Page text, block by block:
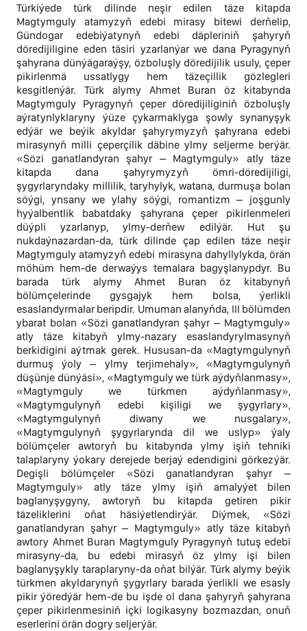
Türkiýede türk dilinde neşir edilen täze kitapda
Magtymguly atamyzyň edebi mirasy bitewi derňelip,
Gündogar edebiýatynyň edebi däpleriniň şahyryň
döredijiligine eden täsiri yzarlanýar we dana Pyragynyň
şahyrana dünýägaraýşy, özboluşly döredijilik usuly, çeper
pikirlenmä ussatlygy hem täzeçillik gözlegleri
kesgitlenýär. Türk alymy Ahmet Buran öz kitabynda
Magtymguly Pyragynyň çeper döredijiliginiň özboluşly
aýratynlyklaryny ýüze çykarmaklyga şowly synanyşyk
edýär we beýik akyldar şahyrymyzyň şahyrana edebi
mirasynyň milli çeperçilik däbine ylmy seljerme berýär.
«Sözi ganatlandyran şahyr – Magtymguly» atly täze
kitapda dana şahyrymyzyň ömri-döredijiligi,
şygyrlaryndaky millilik, taryhylyk, watana, durmuşa bolan
söýgi, ynsany we ylahy söýgi, romantizm – joşgunly
hyýalbentlik babatdaky şahyrana çeper pikirlenmeleri
düýpli yzarlanyp, ylmy-derňew edilýär. Hut şu
nukdaýnazardan-da, türk dilinde çap edilen täze neşir
Magtymguly atamyzyň edebi mirasyna dahyllylykda, örän
möhüm hem-de derwaýys temalara bagyşlanypdyr. Bu
barada türk alymy Ahmet Buran öz kitabynyň
bölümçelerinde gysgajyk hem bolsa, ýerlikli
esaslandyrmalar beripdir. Umuman alanyňda, III bölümden
ybarat bolan «Sözi ganatlandyran şahyr – Magtymguly»
atly täze kitabyň ylmy-nazary esaslandyrylmasynyň
berkidigini aýtmak gerek. Hususan-da «Magtymgulynyň
durmuş ýoly – ylmy terjimehaly», «Magtymgulynyň
düşünje dünýäsi», «Magtymguly we türk aýdyňlanmasy»,
«Magtymguly we türkmen aýdyňlanmasy»,
«Magtymgulynyň edebi kişiligi we şygyrlary»,
«Magtymgulynyň diwany we nusgalary»,
«Magtymgulynyň şygyrlarynda dil we uslyp» ýaly
bölümçeler awtoryň bu kitabynda ylmy işiň tehniki
talaplaryny ýokary derejede berjaý edendigini görkezýär.
Degişli bölümçeler «Sözi ganatlandyran şahyr –
Magtymguly» atly täze ylmy işiň amalyýet bilen
baglanyşygyny, awtoryň bu kitapda getiren pikir
täzeliklerini oňat häsiýetlendirýär. Diýmek, «Sözi
ganatlandyran şahyr – Magtymguly» atly täze kitabyň
awtory Ahmet Buran Magtymguly Pyragynyň tutuş edebi
mirasyny-da, bu edebi mirasyň öz ylmy işi bilen
baglanyşykly taraplaryny-da oňat bilýär. Türk alymy beýik
türkmen akyldarynyň şygyrlary barada ýerlikli we esasly
pikir ýöredýär hem-de bu işde ol dana şahyryň şahyrana
çeper pikirlenmesiniň içki logikasyny bozmazdan, onuň
eserlerini örän dogry seljerýär.